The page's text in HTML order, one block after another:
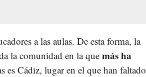
a las aulas. De esta forma, la
la comunidad en la que más ha
es Cádiz, lugar en el que han faltado